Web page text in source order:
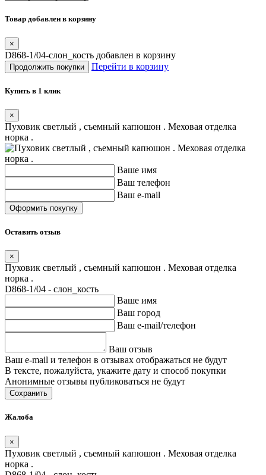
Товар добавлен в корзину
×
D868-1/04-слон_кость добавлен в корзину
Продолжить покупки Перейти в корзину
Купить в 1 клик
×
Пуховик светлый , съемный капюшон . Меховая отделка
норка .
Ваше имя
Ваш телефон
Ваш e-mail
Оставить отзыв
×
Пуховик светлый , съемный капюшон . Меховая отделка
норка .
D868-1/04 - слон_кость
Ваше имя
Ваш город
Ваш e-mail/телефон
Ваш отзыв
Ваш e-mail и телефон в отзывах отображаться не будут
В тексте, пожалуйста, укажите дату и способ покупки
Анонимные отзывы публиковаться не будут
Сохранить
Жалоба
×
Пуховик светлый , съемный капюшон . Меховая отделка
норка .